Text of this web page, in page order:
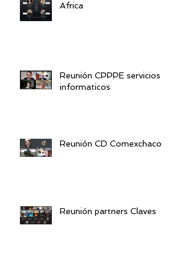
Africa
Reunión CPPPE servicios
informaticos
Reunión CD Comexchaco
Reunión partners Claves